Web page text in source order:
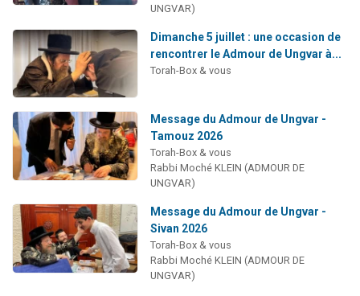
UNGVAR)
Dimanche 5 juillet : une occasion de
rencontrer le Admour de Ungvar à...
Torah-Box & vous
Message du Admour de Ungvar -
Tamouz 2026
Torah-Box & vous
Rabbi Moché KLEIN (ADMOUR DE
UNGVAR)
Message du Admour de Ungvar -
Sivan 2026
Torah-Box & vous
Rabbi Moché KLEIN (ADMOUR DE
UNGVAR)